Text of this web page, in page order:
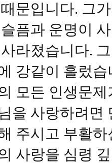
문입니다. 그
픔과 운명이
라졌습니다.
강같이 흘렀
모든 인생문
을 사랑하려면
주시고 부활
사랑을 심령